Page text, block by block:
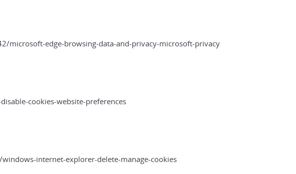
microsoft-edge-browsing-data-and-privacy-microsoft-privacy
cookies-website-preferences
internet-explorer-delete-manage-cookies